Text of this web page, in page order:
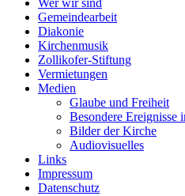
Wer wir sind
Gemeindearbeit
Diakonie
Kirchenmusik
Zollikofer-Stiftung
Vermietungen
Medien
Glaube und Freiheit
Besondere Ereignisse
Bilder der Kirche
Audiovisuelles
Links
Impressum
Datenschutz